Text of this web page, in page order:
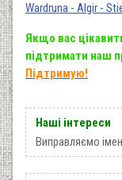
Wardruna - Algir -
Якщо вас
підтримати наш
Підтримую!
Наші інтереси
Виправляємо